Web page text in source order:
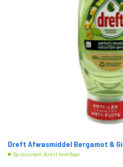
Dreft Afwasmiddel Bergamot &
Op voorraad: direct leverbaar